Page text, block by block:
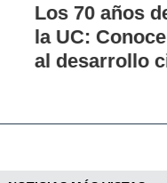
Los 70 años de
la UC: Conoce
al desarrollo